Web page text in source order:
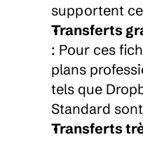
supportent
Transferts
: Pour ces
plans
tels que
Standard
Transferts